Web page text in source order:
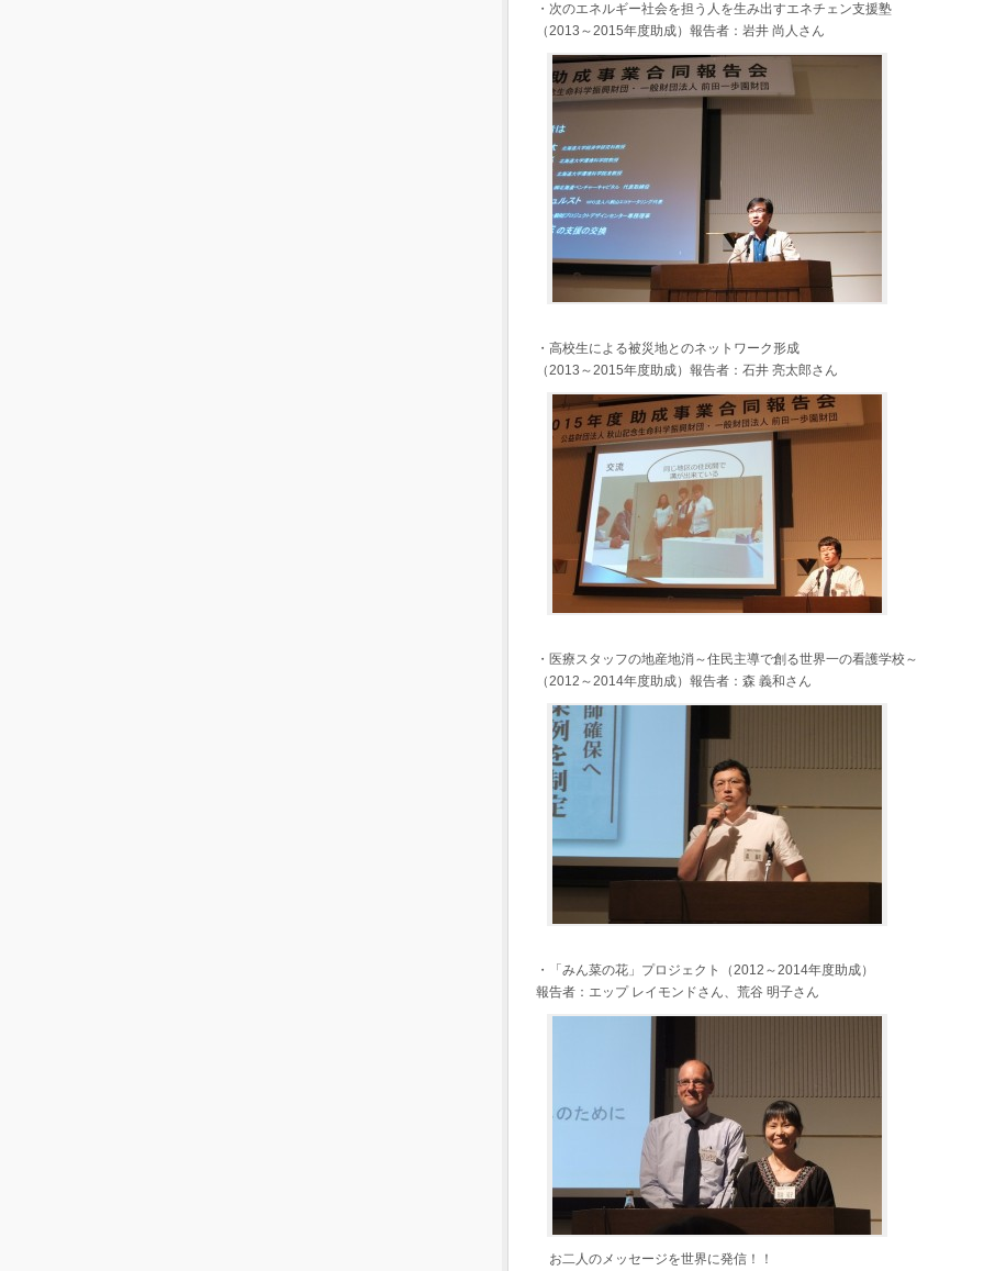
・次のエネルギー社会を担う人を生み出すエネチェン支援塾
（2013～2015年度助成）報告者：岩井 尚人さん
・高校生による被災地とのネットワーク形成
（2013～2015年度助成）報告者：石井 亮太郎さん
・医療スタッフの地産地消～住民主導で創る世界一の看護学校～
（2012～2014年度助成）報告者：森 義和さん
・「みん菜の花」プロジェクト（2012～2014年度助成）
報告者：エップ レイモンドさん、荒谷 明子さん
お二人のメッセージを世界に発信！！